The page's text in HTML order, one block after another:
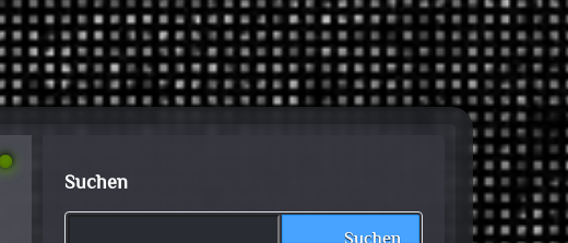
Suchen